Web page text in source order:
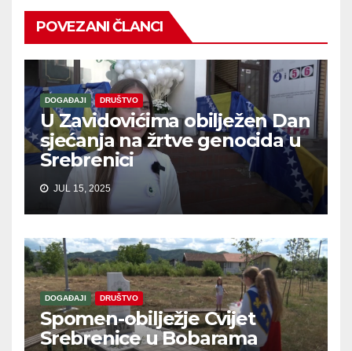
POVEZANI ČLANCI
DOGAĐAJI DRUŠTVO
U Zavidovićima obilježen Dan
sjećanja na žrtve genocida u
Srebrenici
JUL 15, 2025
DOGAĐAJI DRUŠTVO
Spomen-obilježje Cvijet
Srebrenice u Bobarama